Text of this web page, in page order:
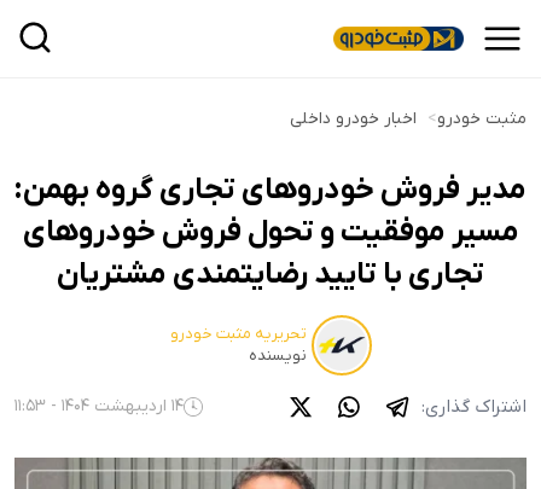
مثبت خودرو> اخبار خودرو داخلی
مدیر فروش خودروهای تجاری گروه بهمن:
مسیر موفقیت و تحول فروش خودروهای
تجاری با تایید رضایتمندی مشتریان
تحریریه مثبت خودرو
نویسنده
اشتراک گذاری: 14 اردیبهشت 1404 - 11:53